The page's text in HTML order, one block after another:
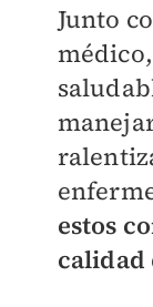
Junto
estos
calidad